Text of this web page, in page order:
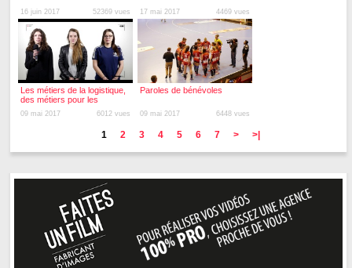
16 juin 2017 52369 vues 17 mai 2017 4469 vues
Les métiers de la logistique,
des métiers pour les
femmes ?
09 mai 2017 6012 vues
Paroles de bénévoles
09 mai 2017 6448 vues
1 2 3 4 5 6 7 > >|